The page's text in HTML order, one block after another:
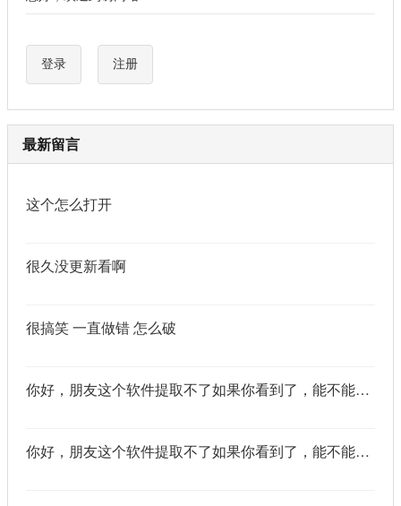
登录 注册
最新留言
这个怎么打开
很久没更新看啊
很搞笑 一直做错 怎么破
你好，朋友这个软件提取不了如果你看到了，能不能把这个纯净版的发我邮箱里不
你好，朋友这个软件提取不了如果你看到了，能不能把这个纯净版的发我邮箱里不